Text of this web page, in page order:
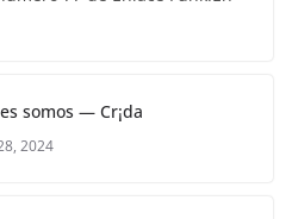
somos — Cr¡da
2024